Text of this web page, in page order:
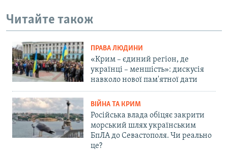
Читайте також
ПРАВА ЛЮДИНИ
«Крим – єдиний регіон, де
українці – меншість»: дискусія
навколо нової пам'ятної дати
ВІЙНА ТА КРИМ
Російська влада обіцяє закрити
морський шлях українським
БпЛА до Севастополя. Чи реально
це?